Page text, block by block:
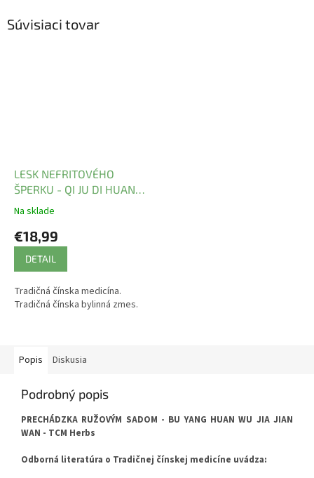
Súvisiaci tovar
LESK NEFRITOVÉHO
ŠPERKU - QI JU DI HUANG
WAN - TCM Herbs
Na sklade
€18,99
DETAIL
Tradičná čínska medicína.
Tradičná čínska bylinná zmes.
Popis Diskusia
Podrobný popis
PRECHÁDZKA RUŽOVÝM SADOM - BU YANG HUAN WU JIA JIAN
WAN - TCM Herbs
Odborná literatúra o Tradičnej čínskej medicíne uvádza: